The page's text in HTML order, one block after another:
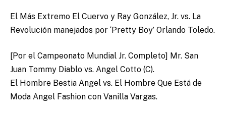
El Más Extremo El Cuervo y Ray González, Jr. vs. La
Revolución manejados por ‘Pretty Boy’ Orlando Toledo.
[Por el Campeonato Mundial Jr. Completo] Mr. San
Juan Tommy Diablo vs. Angel Cotto (C).
El Hombre Bestia Angel vs. El Hombre Que Está de
Moda Angel Fashion con Vanilla Vargas.